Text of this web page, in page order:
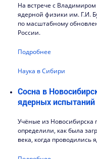
На встрече с
ядерной физики им. Г.И.
по масштабному
России.
Подробнее
Наука в Сибири
Сосна в
ядерных испытаний
Учёные из Новосибирска
определили, как была
века, когда проводились